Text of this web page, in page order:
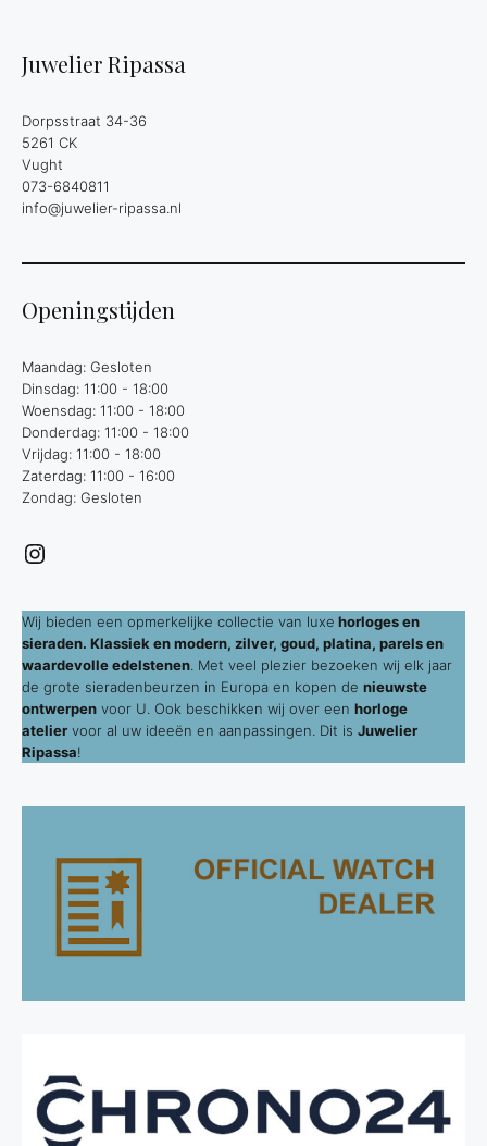
Juwelier Ripassa
Dorpsstraat 34-36
5261 CK
Vught
073-6840811
info@juwelier-ripassa.nl
Openingstijden
Maandag: Gesloten
Dinsdag: 11:00 - 18:00
Woensdag: 11:00 - 18:00
Donderdag: 11:00 - 18:00
Vrijdag: 11:00 - 18:00
Zaterdag: 11:00 - 16:00
Zondag: Gesloten
Instagram
Wij bieden een opmerkelijke collectie van luxe horloges en
sieraden. Klassiek en modern, zilver, goud, platina, parels en
waardevolle edelstenen . Met veel plezier bezoeken wij elk jaar
de grote sieradenbeurzen in Europa en kopen de nieuwste
ontwerpen voor U. Ook beschikken wij over een horloge
atelier voor al uw ideeën en aanpassingen. Dit is Juwelier
Ripassa!